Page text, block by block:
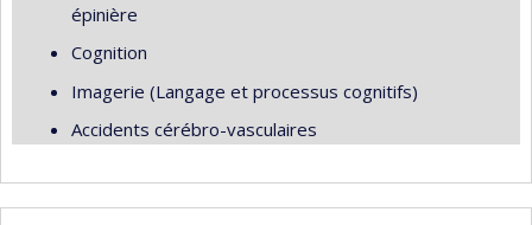
épinière
Cognition
Imagerie (Langage et processus cognitifs)
Accidents cérébro-vasculaires